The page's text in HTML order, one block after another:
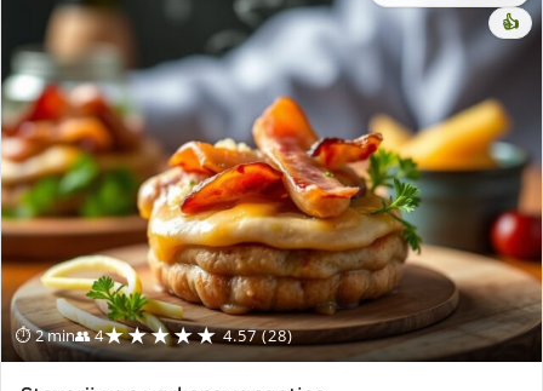
⏱ 2 min👥 4★★★★★ 4.57 (28)
👍